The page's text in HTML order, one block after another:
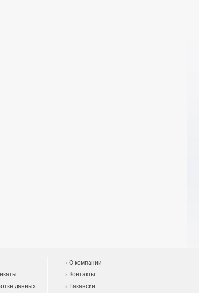
данных
О компании
Контакты
Вакансии